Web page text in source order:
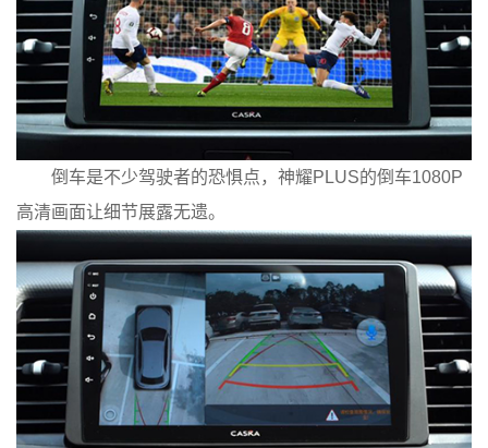
倒车是不少驾驶者的恐惧点，神耀PLUS的倒车1080P
高清画面让细节展露无遗。